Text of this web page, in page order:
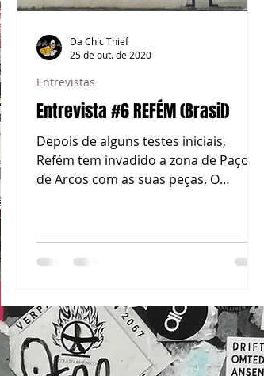
Entrevista #6 REFÉM (Brasil)
Depois de alguns testes iniciais,
Refém tem invadido a zona de Paço
de Arcos com as suas peças. O
Entrevistas
Da Chic Thief
25 de out. de 2020